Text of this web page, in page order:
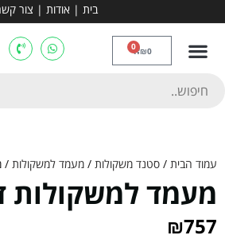
בית | אודות | צור
₪0
0
עמוד הבית / סטנד משקולות / מעמד למשקולות /
מעמד למשקולות
₪757